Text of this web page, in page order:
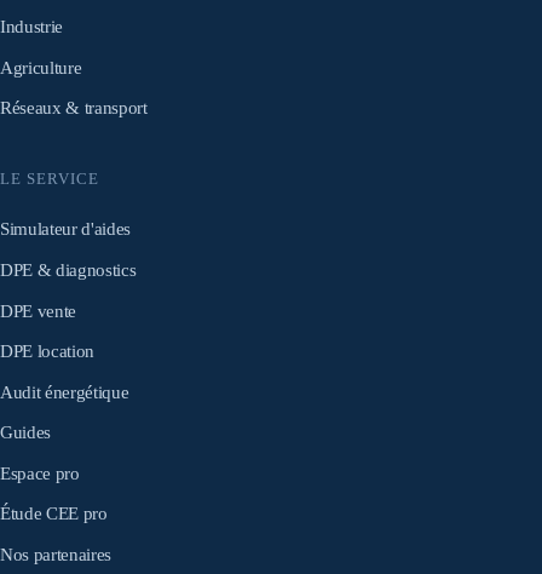
Industrie
Agriculture
Réseaux & transport
LE SERVICE
Simulateur d'aides
DPE & diagnostics
DPE vente
DPE location
Audit énergétique
Guides
Espace pro
Étude CEE pro
Nos partenaires